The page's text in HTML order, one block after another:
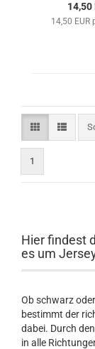
14,50
14,50 EUR
1
Hier findest
es um
Ob schwarz
bestimmt der
dabei. Durch
in alle